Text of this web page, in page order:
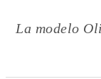
La modelo